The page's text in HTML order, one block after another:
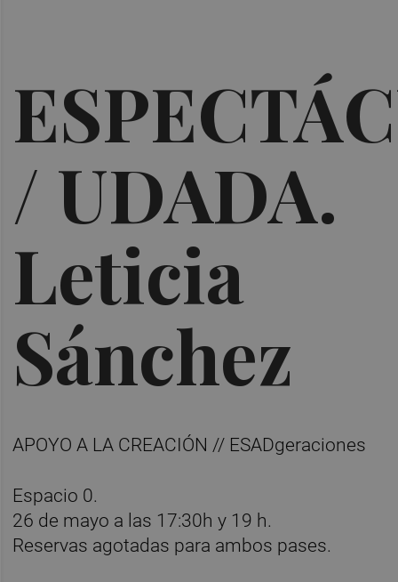
/ UDADA.
Leticia
Sánchez
APOYO A LA CREACIÓN // ESADgeraciones
Espacio 0.
26 de mayo a las 17:30h y 19 h.
Reservas agotadas para ambos pases.